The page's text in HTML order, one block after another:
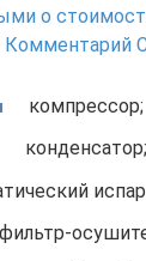
о
Комментарий
компрессор;
конденсатор;